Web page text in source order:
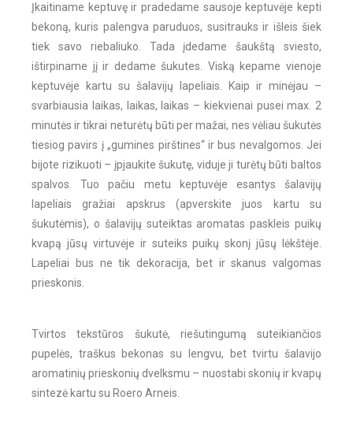
Įkaitiname keptuvę ir pradedame sausoje keptuvėje kepti
bekoną, kuris palengva paruduos, susitrauks ir išleis šiek
tiek savo riebaliuko. Tada įdedame šaukštą sviesto,
ištirpiname jį ir dedame šukutes. Viską kepame vienoje
keptuvėje kartu su šalavijų lapeliais. Kaip ir minėjau –
svarbiausia laikas, laikas, laikas – kiekvienai pusei max. 2
minutės ir tikrai neturėtų būti per mažai, nes vėliau šukutės
tiesiog pavirs į „gumines pirštines“ ir bus nevalgomos. Jei
bijote rizikuoti – įpjaukite šukutę, viduje ji turėtų būti baltos
spalvos. Tuo pačiu metu keptuvėje esantys šalavijų
lapeliais gražiai apskrus (apverskite juos kartu su
šukutėmis), o šalavijų suteiktas aromatas paskleis puikų
kvapą jūsų virtuvėje ir suteiks puikų skonį jūsų lėkštėje.
Lapeliai bus ne tik dekoracija, bet ir skanus valgomas
prieskonis.
Tvirtos tekstūros šukutė, riešutingumą suteikiančios
pupelės, traškus bekonas su lengvu, bet tvirtu šalavijo
aromatinių prieskonių dvelksmu – nuostabi skonių ir kvapų
sintezė kartu su Roero Arneis.